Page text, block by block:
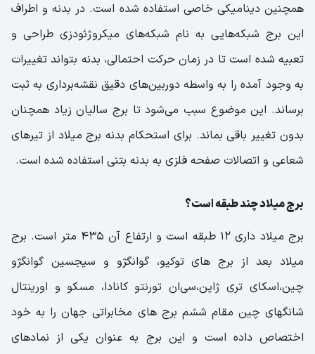
همچنین دینامیکی خاصی استفاده شده است. در بدنه و اطراف
این برج شبکه‌هایی به نام شبکه‌های میکروژئودزی طراحی و
تعبیه شده است تا در زمان حرکت احتمالی، بدنه بتواند تغییرات
به وجود آمده را به واسطه دوربین‌های دقیق نقشه‌برداری به ثبت
برساند. این موضوع سبب می‌شود تا برج سالیان زیاد همچنان
بدون تغییر باقی بماند. برای استحکام بدنه برج میلاد از تیر‌های
شعاعی و اتصالات صفحه فلزی به بدنه بتنی استفاده شده است.
برج میلاد چند طبقه است؟
برج میلاد داری 12 طبقه است و ارتفاع آن 435 متر است. برج
میلاد بعد از برج های توکیو، گوانگژو و سیجسین گوانگژو
چین،اسکای تری ژاپن،سی‌ان تورنتو کانادا، مسکو و اورینتال
شانگهای چین مقام ششم برج های مخابراتی جهان را به خود
اختصاص داده است و این برج به عنوان یکی از نمادهای